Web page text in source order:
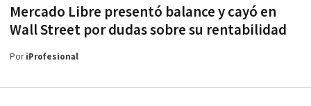
Mercado Libre presentó balance y cayó en
Wall Street por dudas sobre su rentabilidad
PoriProfesional